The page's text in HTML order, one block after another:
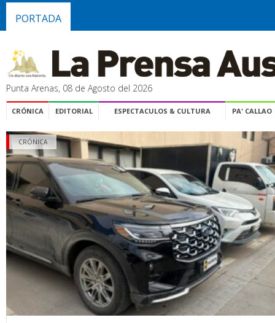
PORTADA
Punta Arenas, 08 de Agosto del 2026
CRÓNICA EDITORIAL ESPECTACULOS & CULTURA PA' CALLAO
CRÓNICA